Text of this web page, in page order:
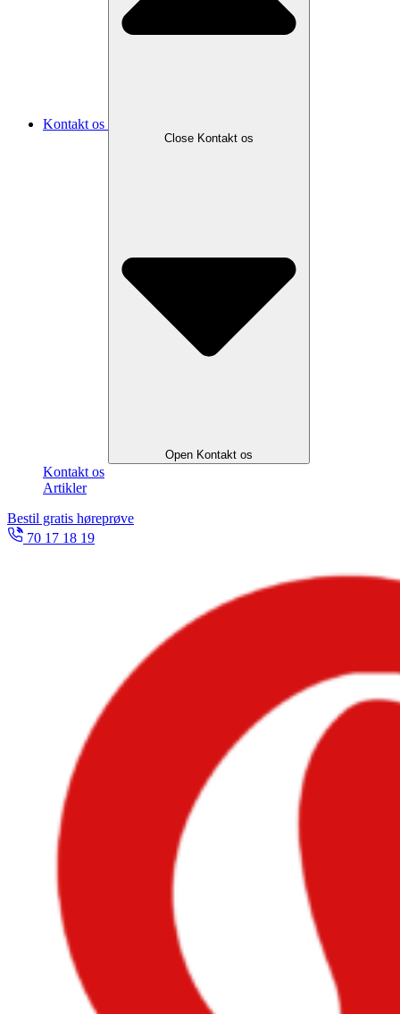
Kontakt os
Close Kontakt os
Open Kontakt os
Kontakt os
Artikler
Bestil gratis høreprøve
70 17 18 19